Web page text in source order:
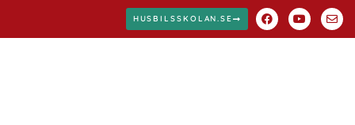
HUSBILSSKOLAN.SE